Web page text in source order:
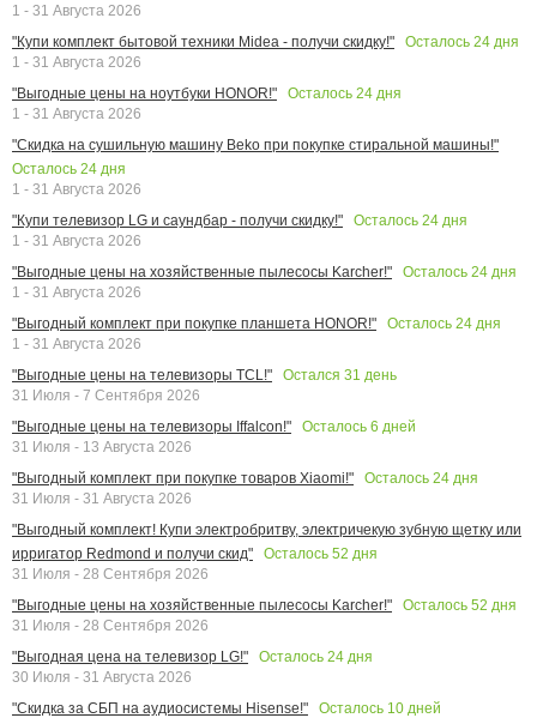
1 - 31 Августа 2026
"Купи комплект бытовой техники Midea - получи скидку!"
Осталось 24 дня
1 - 31 Августа 2026
"Выгодные цены на ноутбуки HONOR!"
Осталось 24 дня
1 - 31 Августа 2026
"Скидка на сушильную машину Beko при покупке стиральной машины!"
Осталось 24 дня
1 - 31 Августа 2026
"Купи телевизор LG и саундбар - получи скидку!"
Осталось 24 дня
1 - 31 Августа 2026
"Выгодные цены на хозяйственные пылесосы Karcher!"
Осталось 24 дня
1 - 31 Августа 2026
"Выгодный комплект при покупке планшета HONOR!"
Осталось 24 дня
1 - 31 Августа 2026
"Выгодные цены на телевизоры TCL!"
Остался 31 день
31 Июля - 7 Сентября 2026
"Выгодные цены на телевизоры Iffalcon!"
Осталось 6 дней
31 Июля - 13 Августа 2026
"Выгодный комплект при покупке товаров Xiaomi!"
Осталось 24 дня
31 Июля - 31 Августа 2026
"Выгодный комплект! Купи электробритву, электричекую зубную щетку или
ирригатор Redmond и получи скид"
Осталось 52 дня
31 Июля - 28 Сентября 2026
"Выгодные цены на хозяйственные пылесосы Karcher!"
Осталось 52 дня
31 Июля - 28 Сентября 2026
"Выгодная цена на телевизор LG!"
Осталось 24 дня
30 Июля - 31 Августа 2026
"Скидка за СБП на аудиосистемы Hisense!"
Осталось 10 дней